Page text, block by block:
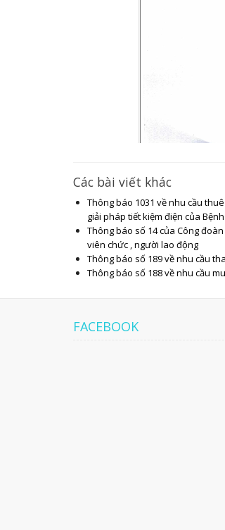
Các bài viết khác
Thông báo 1031 về nhu cầu
giải pháp tiết kiệm điện của
Thông báo số 14 của Công
viên chức , người lao động
Thông báo số 189 về nhu cầu
Thông báo số 188 về nhu cầu
FACEBOOK